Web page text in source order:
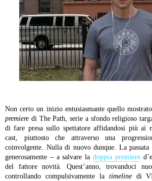
Non certo un inizio entusiasmante quello
premiere di The Path, serie a sfondo religioso
di fare presa sullo spettatore affidandosi più ai
cast, piuttosto che attraverso una
coinvolgente. Nulla di nuovo dunque. La
generosamente – a salvare la doppia premiere
del fattore novità. Quest’anno, trovandoci
controllando compulsivamente la timelinedi